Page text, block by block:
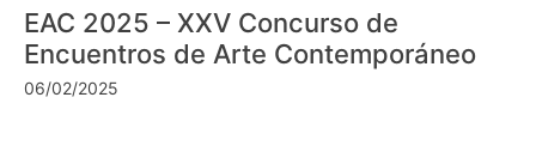
EAC 2025 – XXV Concurso de
Encuentros de Arte Contemporáneo
06/02/2025